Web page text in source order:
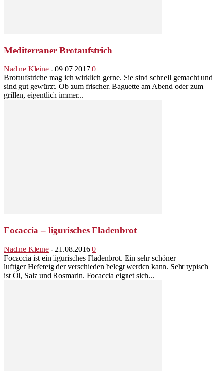
Mediterraner Brotaufstrich
Nadine Kleine - 09.07.2017 0
Brotaufstriche mag ich wirklich gerne. Sie sind schnell gemacht und
sind gut gewürzt. Ob zum frischen Baguette am Abend oder zum
grillen, eigentlich immer...
Focaccia – ligurisches Fladenbrot
Nadine Kleine - 21.08.2016 0
Focaccia ist ein ligurisches Fladenbrot. Ein sehr schöner
luftiger Hefeteig der verschieden belegt werden kann. Sehr typisch
ist Öl, Salz und Rosmarin. Focaccia eignet sich...